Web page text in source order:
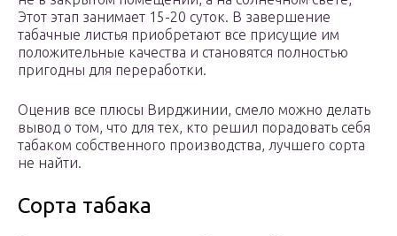
Этот этап занимает 15-20 суток. В завершение
табачные листья приобретают все присущие им
положительные качества и становятся полностью
пригодны для переработки.
Оценив все плюсы Вирджинии, смело можно делать
вывод о том, что для тех, кто решил порадовать себя
табаком собственного производства, лучшего сорта
не найти.
Сорта табака